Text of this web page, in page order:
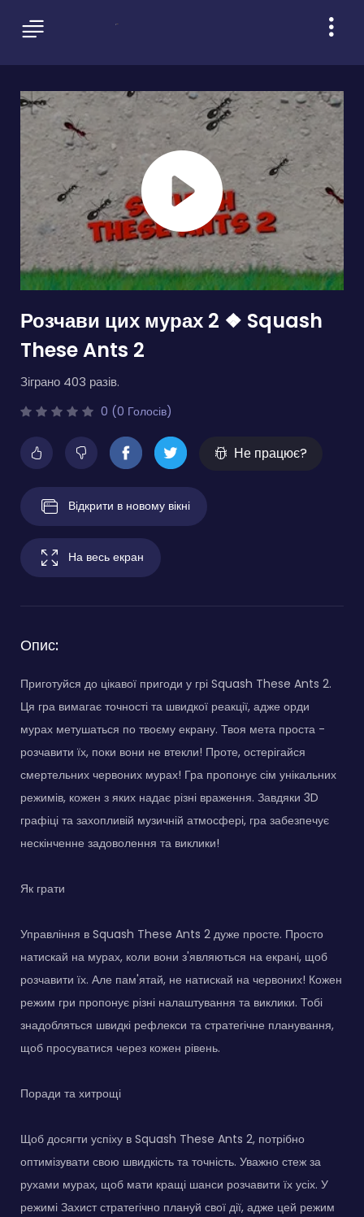
Розчави цих мурах 2 ❖ Squash
These Ants 2
Зіграно 403 разів.
0 (0 Голосів)
Не працює?
Відкрити в новому вікні
На весь екран
Опис:
Приготуйся до цікавої пригоди у грі Squash These Ants 2.
Ця гра вимагає точності та швидкої реакції, адже орди
мурах метушаться по твоєму екрану. Твоя мета проста -
розчавити їх, поки вони не втекли! Проте, остерігайся
смертельних червоних мурах! Гра пропонує сім унікальних
режимів, кожен з яких надає різні враження. Завдяки 3D
графіці та захопливій музичній атмосфері, гра забезпечує
нескінченне задоволення та виклики!
Як грати
Управління в Squash These Ants 2 дуже просте. Просто
натискай на мурах, коли вони з'являються на екрані, щоб
розчавити їх. Але пам'ятай, не натискай на червоних! Кожен
режим гри пропонує різні налаштування та виклики. Тобі
знадобляться швидкі рефлекси та стратегічне планування,
щоб просуватися через кожен рівень.
Поради та хитрощі
Щоб досягти успіху в Squash These Ants 2, потрібно
оптимізувати свою швидкість та точність. Уважно стеж за
рухами мурах, щоб мати кращі шанси розчавити їх усіх. У
режимі Захист стратегічно плануй свої дії, адже цей режим